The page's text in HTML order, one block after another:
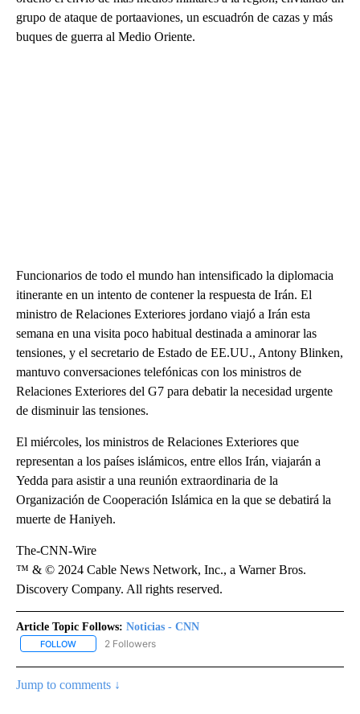
grupo de ataque de portaaviones, un escuadrón de cazas y más
buques de guerra al Medio Oriente.
Funcionarios de todo el mundo han intensificado la diplomacia
itinerante en un intento de contener la respuesta de Irán. El
ministro de Relaciones Exteriores jordano viajó a Irán esta
semana en una visita poco habitual destinada a aminorar las
tensiones, y el secretario de Estado de EE.UU., Antony Blinken,
mantuvo conversaciones telefónicas con los ministros de
Relaciones Exteriores del G7 para debatir la necesidad urgente
de disminuir las tensiones.
El miércoles, los ministros de Relaciones Exteriores que
representan a los países islámicos, entre ellos Irán, viajarán a
Yedda para asistir a una reunión extraordinaria de la
Organización de Cooperación Islámica en la que se debatirá la
muerte de Haniyeh.
The-CNN-Wire
™ & © 2024 Cable News Network, Inc., a Warner Bros.
Discovery Company. All rights reserved.
Article Topic Follows: Noticias - CNN
FOLLOW FOLLOW "NOTICIAS - CNN" TO RECEIVE NOTIFICATIONS ABOUT
2 Followers
Jump to comments ↓